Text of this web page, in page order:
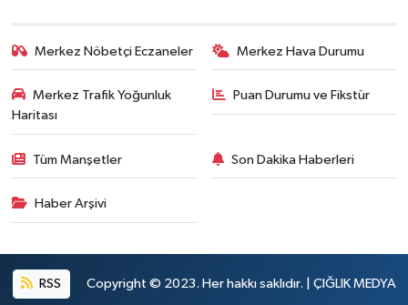
Merkez Nöbetçi Eczaneler Merkez Hava Durumu
Merkez Trafik Yoğunluk
Haritası
Puan Durumu ve Fikstür
Tüm Manşetler Son Dakika Haberleri
Haber Arşivi
RSS Copyright © 2023. Her hakkı saklıdır. | ÇIĞLIK MEDYA